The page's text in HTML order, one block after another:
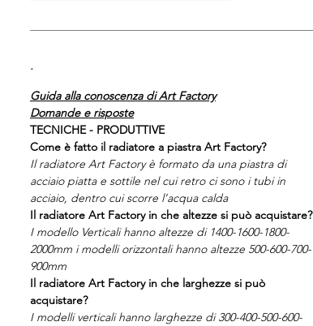
.
Guida alla conoscenza di Art Factory
Domande e risposte
TECNICHE - PRODUTTIVE
Come è fatto il radiatore a piastra Art Factory?
Il radiatore Art Factory è formato da una piastra di
acciaio piatta e sottile nel cui retro ci sono i tubi in
acciaio, dentro cui scorre l’acqua calda
Il radiatore Art Factory in che altezze si può acquistare?
I modello Verticali hanno altezze di 1400-1600-1800-
2000mm i modelli orizzontali hanno altezze 500-600-700-
900mm
Il radiatore Art Factory in che larghezze si può
acquistare?
I modelli verticali hanno larghezze di 300-400-500-600-